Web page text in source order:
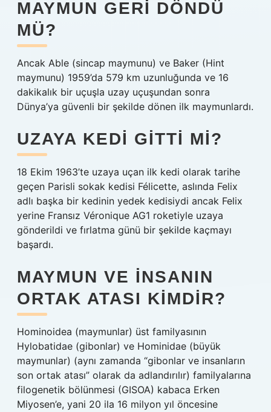
MAYMUN GERI DÖNDÜ
MÜ?
Ancak Able (sincap maymunu) ve Baker (Hint
maymunu) 1959’da 579 km uzunluğunda ve 16
dakikalık bir uçuşla uzay uçuşundan sonra
Dünya’ya güvenli bir şekilde dönen ilk maymunlardı.
UZAYA KEDI GITTI MI?
18 Ekim 1963’te uzaya uçan ilk kedi olarak tarihe
geçen Parisli sokak kedisi Félicette, aslında Felix
adlı başka bir kedinin yedek kedisiydi ancak Felix
yerine Fransız Véronique AG1 roketiyle uzaya
gönderildi ve fırlatma günü bir şekilde kaçmayı
başardı.
MAYMUN VE INSANIN
ORTAK ATASI KIMDIR?
Hominoidea (maymunlar) üst familyasının
Hylobatidae (gibonlar) ve Hominidae (büyük
maymunlar) (aynı zamanda “gibonlar ve insanların
son ortak atası” olarak da adlandırılır) familyalarına
filogenetik bölünmesi (GISOA) kabaca Erken
Miyosen’e, yani 20 ila 16 milyon yıl öncesine